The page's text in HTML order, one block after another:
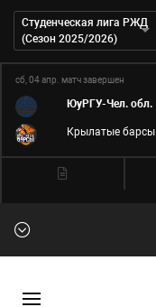
Дивизион:
Студенческая лига РЖД
(Сезон 2025/2026)
сб, 04 апр. матч завершен
ЮуРГУ-Чел. обл.
Крылатые барсы